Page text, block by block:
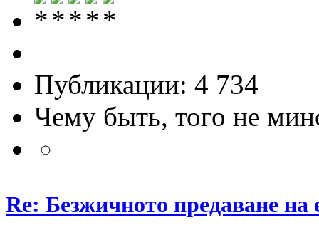
Публикации: 4 734
Чему быть, того не
Re: Безжичното предаване на